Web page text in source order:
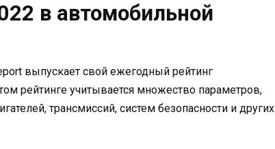
в автомобильной
выпускает свой ежегодный рейтинг
рейтинге учитывается множество параметров,
трансмиссий, систем безопасности и других